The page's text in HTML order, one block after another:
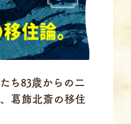
ち83歳からの二
葛飾北斎の移住